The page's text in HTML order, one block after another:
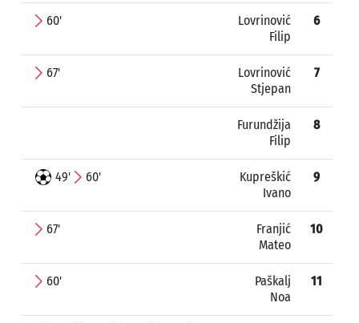
60'
Lovrinović
Filip
6
67'
Lovrinović
Stjepan
7
Furundžija
Filip
8
49' 60'
Kupreškić
Ivano
9
67'
Franjić
Mateo
10
60'
Paškalj
Noa
11